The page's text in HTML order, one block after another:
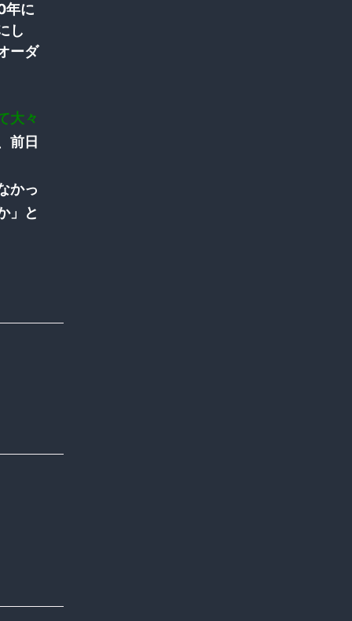
年に
し
ーダ
大々
前日
かっ
」と